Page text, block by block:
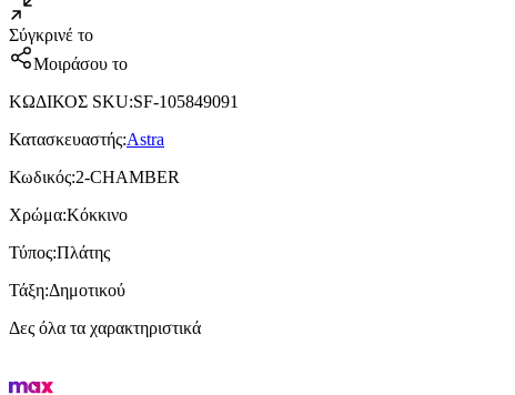
Σύγκρινέ το
Μοιράσου το
ΚΩΔΙΚΟΣ SKU:SF-105849091
Κατασκευαστής:Astra
Κωδικός:2-CHAMBER
Χρώμα:Κόκκινο
Τύπος:Πλάτης
Τάξη:Δημοτικού
Δες όλα τα χαρακτηριστικά